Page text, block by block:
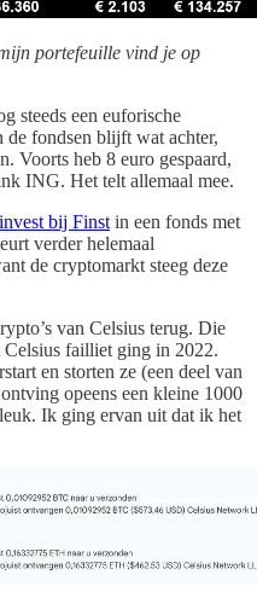
portefeuille vind je op
steeds een euforische
de fondsen blijft wat achter,
Voorts heb 8 euro gespaard,
ING. Het telt allemaal mee.
bij Finst in een fonds met
verder helemaal
de cryptomarkt steeg deze
van Celsius terug. Die
Celsius failliet ging in 2022.
en storten ze (een deel van
opeens een kleine 1000
Ik ging ervan uit dat ik het